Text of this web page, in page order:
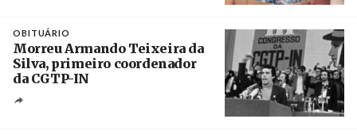
OBITUÁRIO
Morreu Armando Teixeira da
Silva, primeiro coordenador
da CGTP-IN